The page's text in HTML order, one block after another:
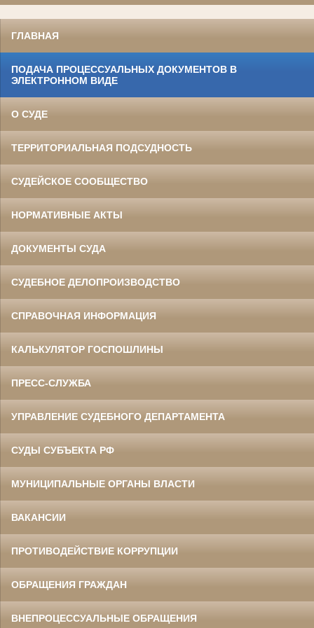
ГЛАВНАЯ
ПОДАЧА ПРОЦЕССУАЛЬНЫХ ДОКУМЕНТОВ В
ЭЛЕКТРОННОМ ВИДЕ
О СУДЕ
ТЕРРИТОРИАЛЬНАЯ ПОДСУДНОСТЬ
СУДЕЙСКОЕ СООБЩЕСТВО
НОРМАТИВНЫЕ АКТЫ
ДОКУМЕНТЫ СУДА
СУДЕБНОЕ ДЕЛОПРОИЗВОДСТВО
СПРАВОЧНАЯ ИНФОРМАЦИЯ
КАЛЬКУЛЯТОР ГОСПОШЛИНЫ
ПРЕСС-СЛУЖБА
УПРАВЛЕНИЕ СУДЕБНОГО ДЕПАРТАМЕНТА
СУДЫ СУБЪЕКТА РФ
МУНИЦИПАЛЬНЫЕ ОРГАНЫ ВЛАСТИ
ВАКАНСИИ
ПРОТИВОДЕЙСТВИЕ КОРРУПЦИИ
ОБРАЩЕНИЯ ГРАЖДАН
ВНЕПРОЦЕССУАЛЬНЫЕ ОБРАЩЕНИЯ